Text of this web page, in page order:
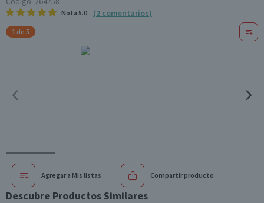
Nota 5.0 (2 comentarios)
1 de 5
Agregar a Mis listas Compartir producto
Descubre Productos Similares